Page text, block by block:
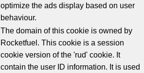
optimize the ads display based on user
behaviour.
The domain of this cookie is owned by
Rocketfuel. This cookie is a session
cookie version of the 'rud' cookie. It
contain the user ID information. It is used